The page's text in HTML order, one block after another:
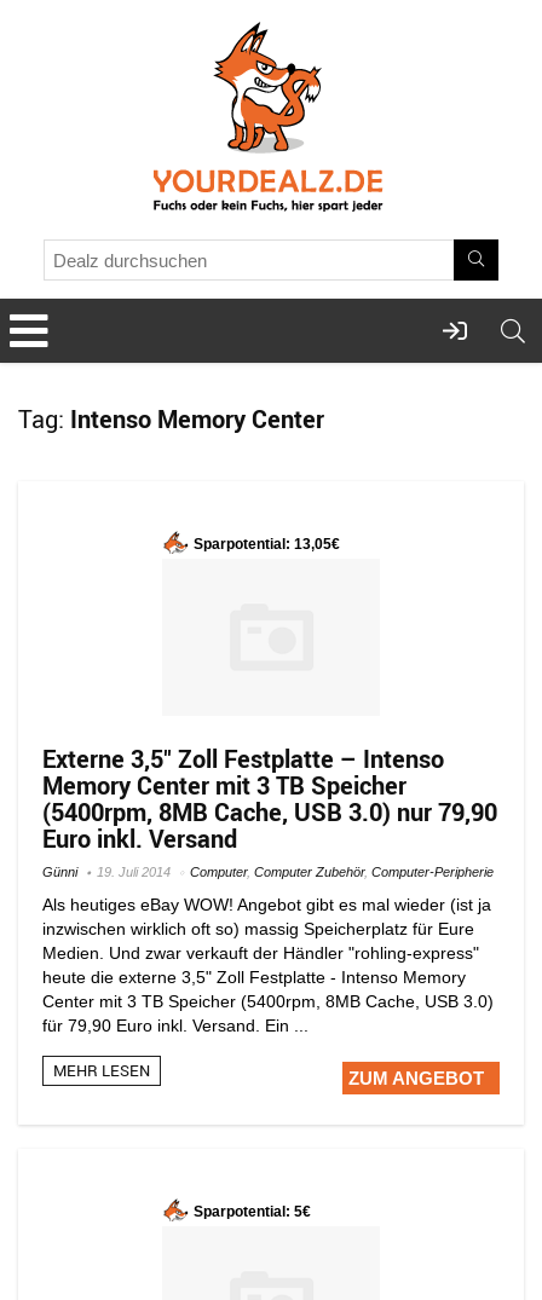
Tag: Intenso Memory Center
Sparpotential: 13,05€
Externe 3,5″ Zoll Festplatte – Intenso
Memory Center mit 3 TB Speicher
(5400rpm, 8MB Cache, USB 3.0) nur 79,90
Euro inkl. Versand
Günni 19. Juli 2014 Computer, Computer Zubehör, Computer-Peripherie
Als heutiges eBay WOW! Angebot gibt es mal wieder (ist ja
inzwischen wirklich oft so) massig Speicherplatz für Eure
Medien. Und zwar verkauft der Händler "rohling-express"
heute die externe 3,5" Zoll Festplatte - Intenso Memory
Center mit 3 TB Speicher (5400rpm, 8MB Cache, USB 3.0)
für 79,90 Euro inkl. Versand. Ein ...
MEHR LESEN ZUM ANGEBOT
Sparpotential: 5€